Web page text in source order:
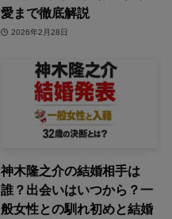
愛まで徹底解説
2026年2月28日
神木隆之介の結婚相手は
誰？出会いはいつから？一
般女性との馴れ初めと結婚